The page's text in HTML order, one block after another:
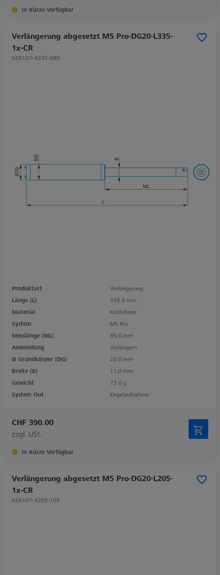
In Kürze Verfügbar
Verlängerung abgesetzt M5 Pro-DG20-L335-
1x-CR
626107-4335-085
Produktart
Verlängerung
Länge (L)
335.0 mm
Material
Kohlefaser
System
M5 Pro
Messlänge (ML)
85.0 mm
Anwendung
Verlängern
Ø Grundkörper (DG)
20.0 mm
Breite (B)
11.0 mm
Gewicht
73.0 g
System Out
Kegelaufnahme
CHF 390.00
zzgl. USt.
In Kürze Verfügbar
Verlängerung abgesetzt M5 Pro-DG20-L205-
1x-CR
626107-4205-105